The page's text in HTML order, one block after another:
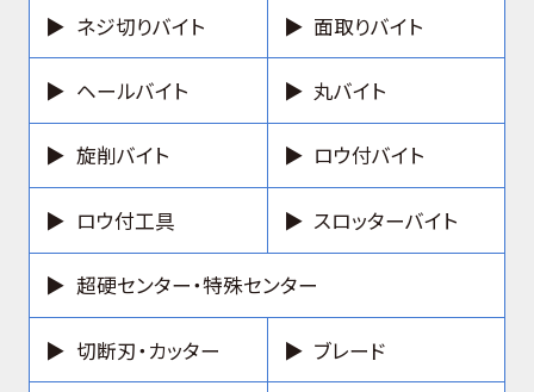
ネジ切りバイト 面取りバイト
ヘールバイト 丸バイト
旋削バイト ロウ付バイト
ロウ付工具 スロッターバイト
超硬センター・特殊センター
切断刃・カッター ブレード